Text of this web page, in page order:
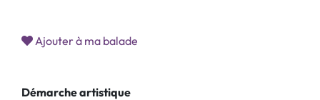
Ajouter à ma balade
Démarche artistique